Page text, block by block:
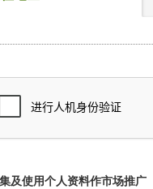
及使用个人资料作市场推广